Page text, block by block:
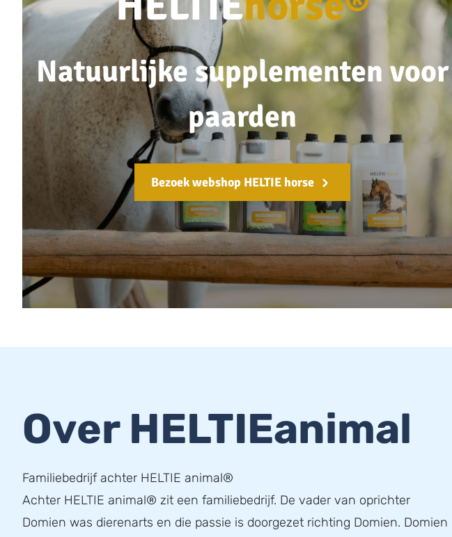
Natuurlijke supplementen voor
paarden
Bezoek webshop HELTIE horse
Over HELTIEanimal
Familiebedrijf achter HELTIE animal®
Achter HELTIE animal® zit een familiebedrijf. De vader van oprichter
Domien was dierenarts en die passie is doorgezet richting Domien. Domien